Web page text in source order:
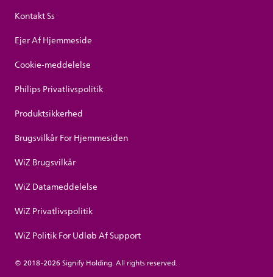
Kontakt Ss
Ejer Af Hjemmeside
Cookie-meddelelse
Philips Privatlivspolitik
Produktsikkerhed
Brugsvilkår For Hjemmesiden
WiZ Brugsvilkår
WiZ Datameddelelse
WiZ Privatlivspolitik
WiZ Politik For Udløb Af Support
© 2018-2026 Signify Holding. All rights reserved.